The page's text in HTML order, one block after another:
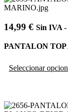
14,99 € Sin IVA
PANTALON
Seleccionar